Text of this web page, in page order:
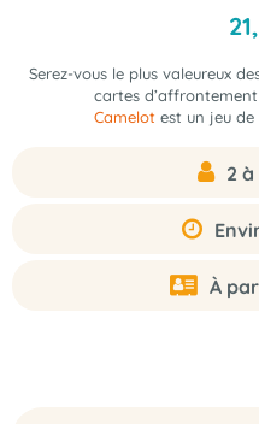
21,
Serez-vous le plus valeureux
cartes
Camelot est un jeu
2
À